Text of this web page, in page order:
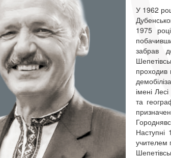
У 1962
1975
забрав
проходив
імені
та
учителем